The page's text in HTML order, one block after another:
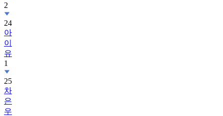
2
24
아
이
유
1
25
차
은
우